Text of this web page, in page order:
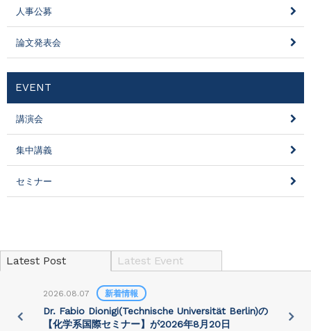
人事公募
論文発表会
EVENT
講演会
集中講義
セミナー
Latest Post Latest Event
2026.08.07 新着情報
Dr. Fabio Dionigi(Technische Universität Berlin)の
【化学系国際セミナー】が2026年8⽉20⽇